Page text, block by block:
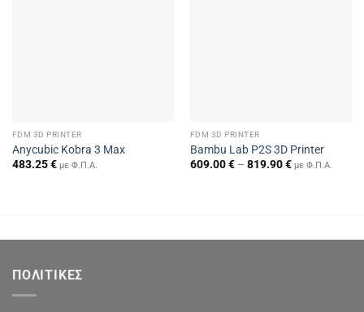
FDM 3D PRINTER
Anycubic Kobra 3 Max
483.25€ με Φ.Π.Α.
FDM 3D PRINTER
Bambu Lab P2S 3D Printer
609.00€ – 819.90€Price
range:
με Φ.Π.Α.
ΠΟΛΙΤΙΚΕΣ